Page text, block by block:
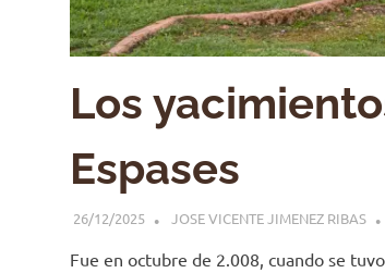
Los
Espases
26/12/2025 JOSE VICENTE JIMENEZ RIBAS
Fue en octubre de 2.008, cuando se